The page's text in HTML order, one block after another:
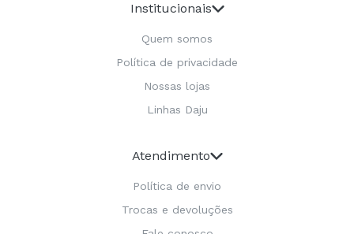
Institucionais
Quem somos
Política de privacidade
Nossas lojas
Linhas Daju
Atendimento
Política de envio
Trocas e devoluções